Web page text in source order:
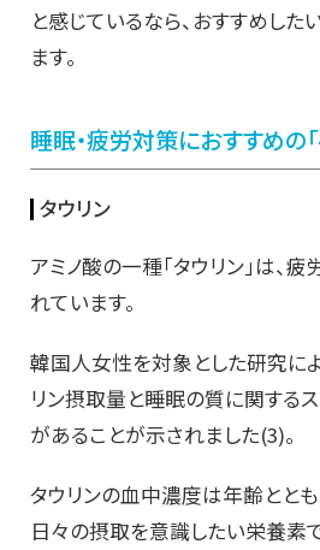
と感じているなら、おすすめし
ます。
睡眠・疲労対策におすすめの
タウリン
アミノ酸の一種「タウリン」は、
れています。
韓国人女性を対象とした研究に
リン摂取量と睡眠の質に関する
があることが示されました(3)。
タウリンの血中濃度は年齢ととも
日々の摂取を意識したい栄養素